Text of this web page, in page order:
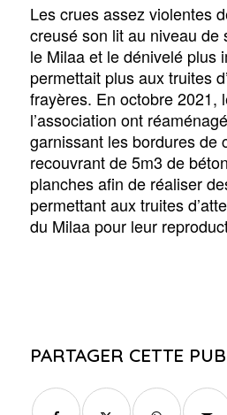
Les crues assez violentes
creusé son lit au niveau de
le Milaa et le dénivelé plus
permettait plus aux truites
frayères. En octobre 2021,
l’association ont
garnissant les bordures de
recouvrant de 5m3 de
planches afin de réaliser
permettant aux truites
du Milaa pour leur
PARTAGER CETTE